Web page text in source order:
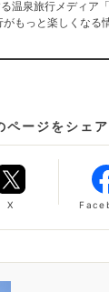
温泉旅行メディア
もっと楽しくなる
ページをシェ
X